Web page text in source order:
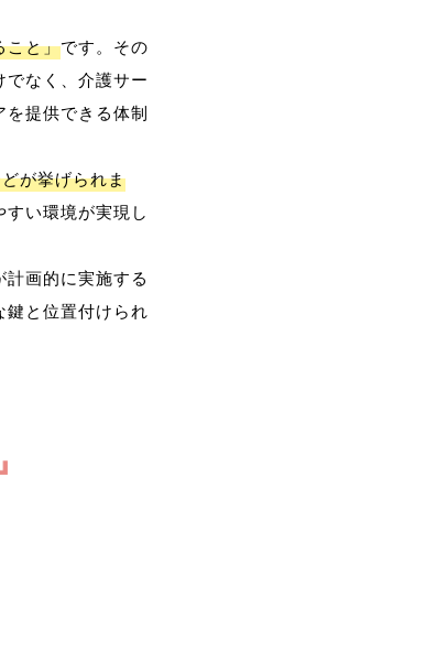
こと」です。その
なく、介護サー
提供できる体制
が挙げられま
い環境が実現し
画的に実施する
鍵と位置付けられ